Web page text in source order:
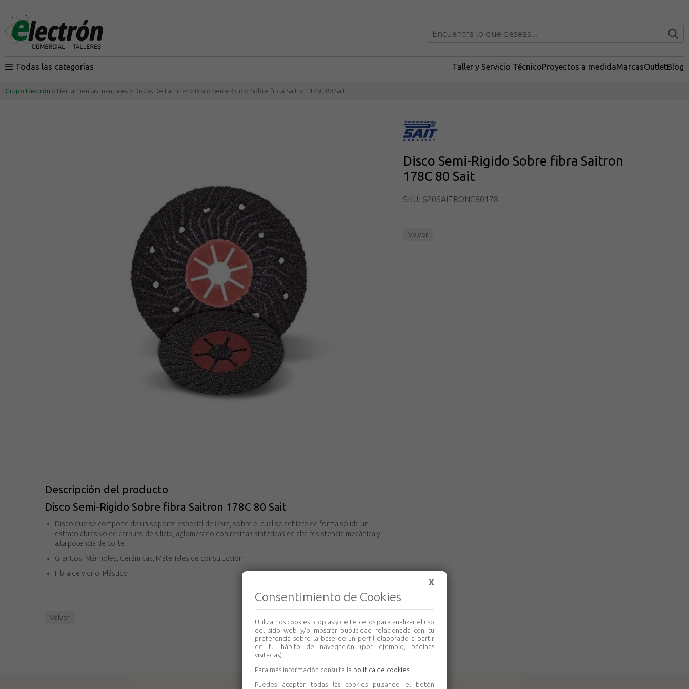
Todas las categorías Taller y Servicio TécnicoProyectos a medidaMarcasOutletBlog
Grupo Electrón > Herramientas manuales > Discos De Laminas > Disco Semi-Rigido Sobre fibra Saitron 178C 80 Sait
Disco Semi-Rigido Sobre fibra Saitron
178C 80 Sait
SKU: 620SAITRONC80178
Volver
Descripción del producto
Disco Semi-Rigido Sobre fibra Saitron 178C 80 Sait
Disco que se compone de un soporte especial de fibra, sobre el cual se adhiere de forma sólida un
estrato abrasivo de carburo de silicio, aglomerado con resinas sintéticas de alta resistencia mecánica y
alta potencia de corte
Granitos, Mármoles, Cerámicas, Materiales de construcción
Fibra de vidrio, Plástico
Volver
X
Consentimiento de Cookies
Utilizamos cookies propias y de terceros para analizar el uso
del sitio web y/o mostrar publicidad relacionada con tu
preferencia sobre la base de un perfil elaborado a partir
de tu hábito de navegación (por ejemplo, páginas
visitadas).
Para más información consulta la política de cookies
Puedes aceptar todas las cookies pulsando el botón